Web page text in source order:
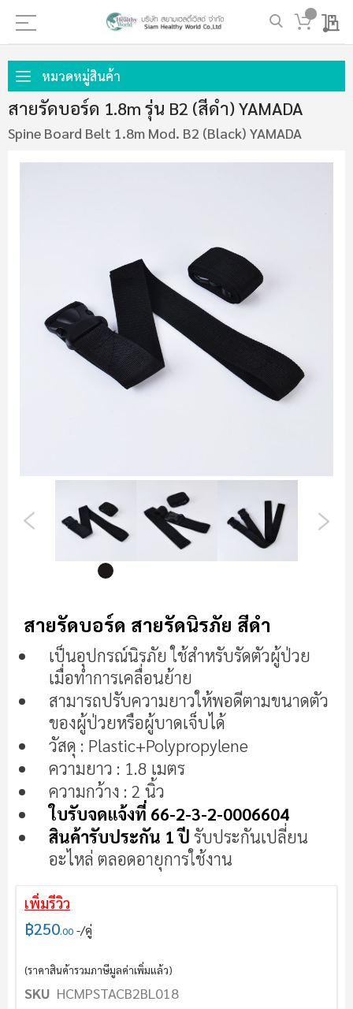
My
ไป
ที่
เนื้อหา
หมวดหมู่สินค้า
สายรัดบอร์ด 1.8m รุ่น B2 (สีดำ) YAMADA
Spine Board Belt 1.8m Mod. B2 (Black) YAMADA
รูปภาพ
ที่
ของ
รูปภาพ
สายรัดบอร์ด สายรัดนิรภัย สีดำ
เป็นอุปกรณ์นิรภัย ใช้สำหรับรัดตัวผู้ป่วย
เมื่อทำการเคลื่อนย้าย
สามารถปรับความยาวให้พอดีตามขนาดตัว
ของผู้ป่วยหรือผู้บาดเจ็บได้
วัสดุ : Plastic+Polypropylene
ความยาว : 1.8 เมตร
ความกว้าง : 2 นิ้ว
ใบรับจดแจ้งที่ 66-2-3-2-0006604
สินค้ารับประกัน 1 ปี รับประกันเปลี่ยน
อะไหล่ ตลอดอายุการใช้งาน
เพิ่มรีวิว
฿250.00 /คู่
(ราคาสินค้ารวมภาษีมูลค่าเพิ่มแล้ว)
SKU HCMPSTACB2BL018